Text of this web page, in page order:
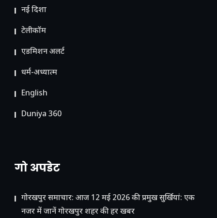
नई दिशा
टेलीकॉम
ए​डमिशन अलर्ट
धर्म-अध्यात्म
English
Duniya 360
गो अपडेट
गोरखपुर समाचार: आज 12 मई 2026 की प्रमुख सुर्खियां: एक
नजर में जानें गोरखपुर शहर की हर खबर